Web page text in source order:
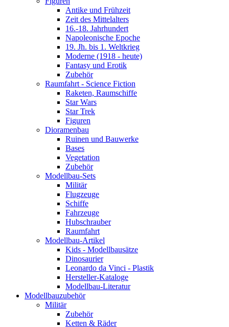
Antike und Frühzeit
Zeit des Mittelalters
16.-18. Jahrhundert
Napoleonische Epoche
19. Jh. bis 1. Weltkrieg
Moderne (1918 - heute)
Fantasy und Erotik
Zubehör
Raumfahrt - Science Fiction
Raketen, Raumschiffe
Star Wars
Star Trek
Figuren
Dioramenbau
Ruinen und Bauwerke
Bases
Vegetation
Zubehör
Modellbau-Sets
Militär
Flugzeuge
Schiffe
Fahrzeuge
Hubschrauber
Raumfahrt
Modellbau-Artikel
Kids - Modellbausätze
Dinosaurier
Leonardo da Vinci - Plastik
Hersteller-Kataloge
Modellbau-Literatur
Modellbauzubehör
Militär
Zubehör
Ketten & Räder